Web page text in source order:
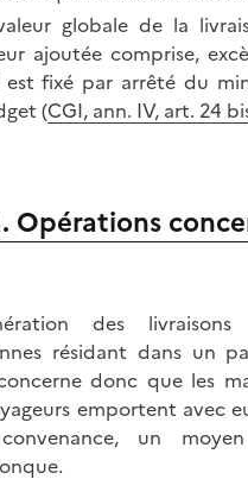
globale de la
ajoutée comprise,
fixé par arrêté du
(CGI, ann. IV, art. 24
Opérations
des
résidant dans un
donc que les
emportent avec
un